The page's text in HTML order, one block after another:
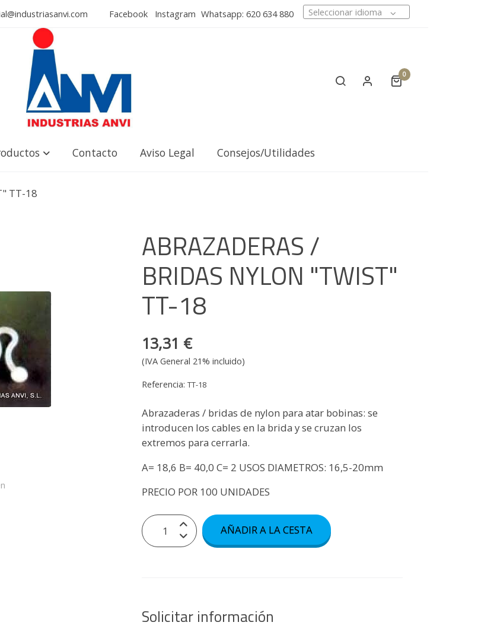
Facebook Instagram Whatsapp: 620 634 880 Seleccionar idioma
0
Contacto Aviso Legal Consejos/Utilidades
TT-18
ABRAZADERAS /
BRIDAS NYLON "TWIST"
TT-18
13,31 €
(IVA General 21% incluido)
Referencia:TT-18
Abrazaderas / bridas de nylon para atar bobinas: se
introducen los cables en la brida y se cruzan los
extremos para cerrarla.
A= 18,6 B= 40,0 C= 2 USOS DIAMETROS: 16,5-20mm
PRECIO POR 100 UNIDADES
AÑADIR A LA CESTA
Solicitar información